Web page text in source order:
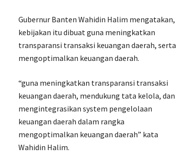
Gubernur Banten Wahidin Halim mengatakan,
kebijakan itu dibuat guna meningkatkan
transparansi transaksi keuangan daerah, serta
mengoptimalkan keuangan daerah.
“guna meningkatkan transparansi transaksi
keuangan daerah, mendukung tata kelola, dan
mengintegrasikan system pengelolaan
keuangan daerah dalam rangka
mengoptimalkan keuangan daerah” kata
Wahidin Halim.